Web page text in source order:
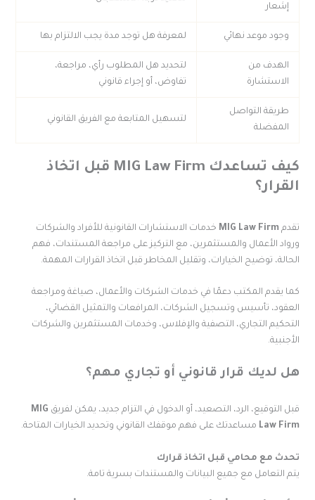
إشعار
وجود موعد نهائي لمعرفة هل توجد مدة يجب الالتزام بها
الهدف من
الاستشارة
لتحديد هل المطلوب رأي، مراجعة،
تفاوض، أو إجراء قانوني
طريقة التواصل
المفضلة
لتسهيل المتابعة مع الفريق القانوني
كيف تساعدك MIG Law Firm قبل اتخاذ
MIG Law Firm خدمات الاستشارات القانونية للأفراد والشركات
الأعمال والمستثمرين، مع التركيز على مراجعة المستندات، فهم
توضيح الخيارات، وتقليل المخاطر قبل اتخاذ القرارات المهمة.
يقدم المكتب دعمًا في خدمات الشركات والأعمال، صياغة ومراجعة
تأسيس وتسجيل الشركات، المرافعات والتمثيل القضائي،
التجاري، التصفية والإفلاس، وخدمات المستثمرين والشركات
لديك قرار قانوني أو تجاري مهم؟
التوقيع، الرد، التصعيد، أو الدخول في التزام جديد، يمكن لفريقMIG
Law مساعدتك على فهم موقفك القانوني وتحديد الخيارات المتاحة.
مع محامي قبل اتخاذ قرارك
التعامل مع جميع البيانات والمستندات بسرية تامة.